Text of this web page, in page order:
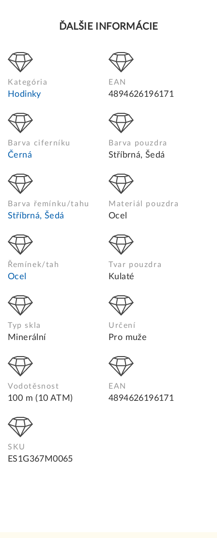
ĎALŠIE INFORMÁCIE
Kategória
Hodinky
EAN
4894626196171
Barva ciferníku
Černá
Barva pouzdra
Stříbrná, Šedá
Barva řemínku/tahu
Stříbrná, Šedá
Materiál pouzdra
Ocel
Řemínek/tah
Ocel
Tvar pouzdra
Kulaté
Typ skla
Minerální
Určení
Pro muže
Vodotěsnost
100 m (10 ATM)
EAN
4894626196171
SKU
ES1G367M0065